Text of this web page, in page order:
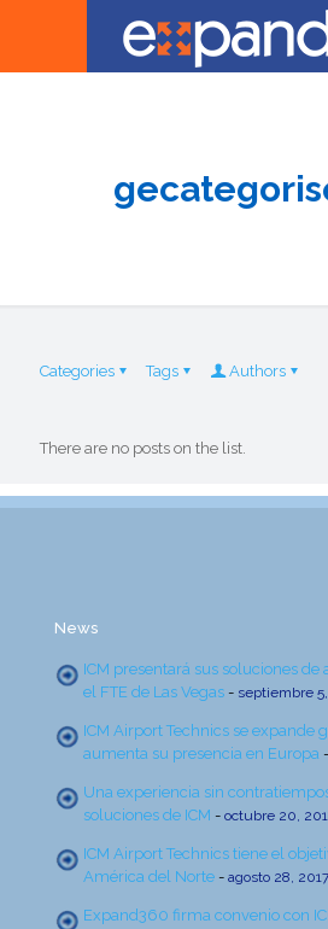
Categories Tags Authors
There are no posts on the list.
News
ICM presentará sus soluciones
el FTE de Las Vegas - septiembre
ICM Airport Technics se expande
aumenta su presencia en Europa -
Una experiencia sin
soluciones de ICM - octubre 20,
ICM Airport Technics tiene el
América del Norte - agosto 28, 2017
Expand360 firma convenio con